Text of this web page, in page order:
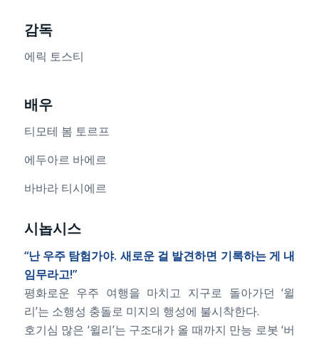
감독
에릭 토스티
배우
티모테 봄 토르프
에두아르 바에르
바바라 티시에르
시놉시스
“난 우주 탐험가야. 새로운 걸 발견하면 기록하는 게 내
임무라고!”
평화로운 우주 여행을 마치고 지구로 돌아가던 ‘윌
리’는 소행성 충돌로 미지의 행성에 불시착한다.
호기심 많은 ‘윌리’는 구조대가 올 때까지 만능 로봇 ‘버